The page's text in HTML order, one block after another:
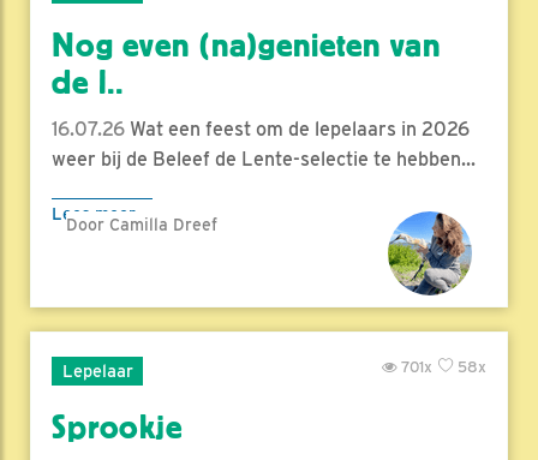
Nog even (na)genieten van
de l..
16.07.26 Wat een feest om de lepelaars in 2026
weer bij de Beleef de Lente-selectie te hebben...
Lees meer
Door Camilla Dreef
Lepelaar 58x
701x
Sprookje